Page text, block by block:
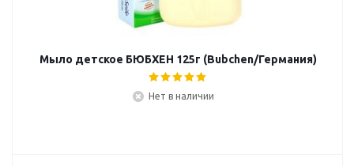
Мыло детское БЮБХЕН 125г (Bubchen/Германия)
Нет в наличии